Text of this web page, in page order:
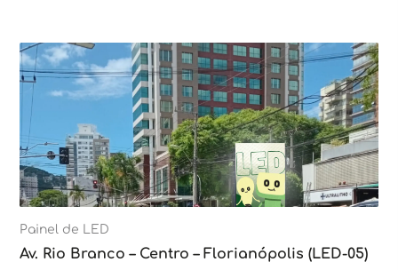
Painel de LED
Av. Rio Branco – Centro – Florianópolis (LED-05)